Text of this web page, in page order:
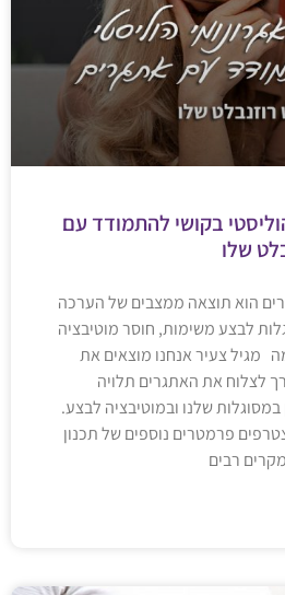
הוליסטי בקושי להתמודד עם
שלו
הוא תוצאה ממצבים של הערכה
לבצע משימות, חוסר מוטיבציה
מגיל צעיר אנחנו מוצאים את
לצלוח את האתגרים תלויה
שלנו ובמוטיבציה לבצע.
פרמטרים נוספים של תכנון
רבים